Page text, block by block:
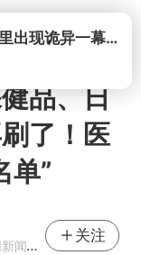
打开西平命案8天未破，玉米地里出现诡异一幕，我突然想起了欧金中
品、日
了！医
单”
官方网易号
关注